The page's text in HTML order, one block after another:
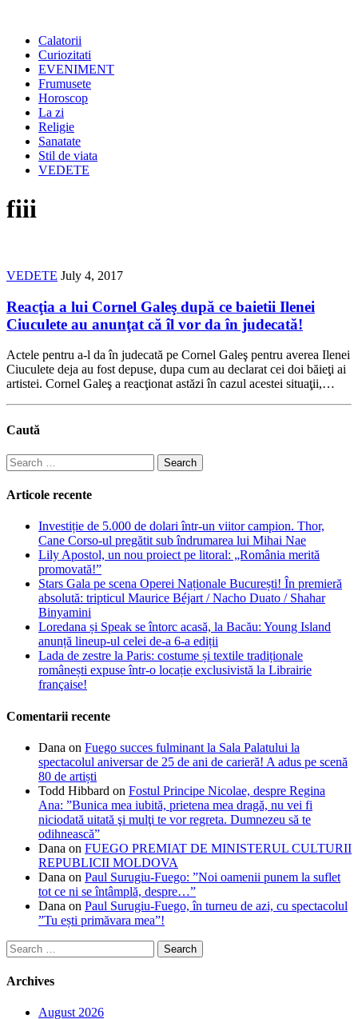
Calatorii
Curiozitati
EVENIMENT
Frumusete
Horoscop
La zi
Religie
Sanatate
Stil de viata
VEDETE
fiii
VEDETE July 4, 2017
Reacţia a lui Cornel Galeş după ce baietii Ilenei
Ciuculete au anunţat că îl vor da în judecată!
Actele pentru a-l da în judecată pe Cornel Galeş pentru averea Ilenei
Ciuculete deja au fost depuse, dupa cum au declarat cei doi băieţi ai
artistei. Cornel Galeş a reacţionat astăzi în cazul acestei situaţii,…
Caută
Search
for:
Articole recente
Investiție de 5.000 de dolari într-un viitor campion. Thor,
Cane Corso-ul pregătit sub îndrumarea lui Mihai Nae
Lily Apostol, un nou proiect pe litoral: „România merită
promovată!”
Stars Gala pe scena Operei Naționale București! În premieră
absolută: tripticul Maurice Béjart / Nacho Duato / Shahar
Binyamini
Loredana și Speak se întorc acasă, la Bacău: Young Island
anunță lineup-ul celei de-a 6-a ediții
Lada de zestre la Paris: costume și textile tradiționale
românești expuse într-o locație exclusivistă la Librairie
française!
Comentarii recente
Dana on Fuego succes fulminant la Sala Palatului la
spectacolul aniversar de 25 de ani de carieră! A adus pe scenă
80 de artiști
Todd Hibbard on Fostul Principe Nicolae, despre Regina
Ana: ”Bunica mea iubită, prietena mea dragă, nu vei fi
niciodată uitată şi mulţi te vor regreta. Dumnezeu să te
odihnească”
Dana on FUEGO PREMIAT DE MINISTERUL CULTURII
REPUBLICII MOLDOVA
Dana on Paul Surugiu-Fuego: ”Noi oamenii punem la suflet
tot ce ni se întâmplă, despre…”
Dana on Paul Surugiu-Fuego, în turneu de azi, cu spectacolul
”Tu ești primăvara mea”!
Search
for:
Archives
August 2026